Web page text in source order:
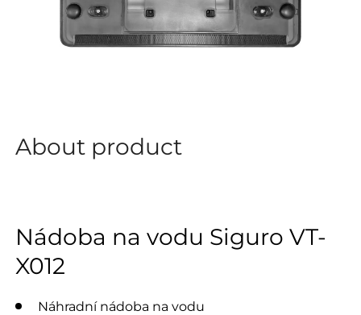
About product
Nádoba na vodu Siguro VT-
X012
Náhradní nádoba na vodu